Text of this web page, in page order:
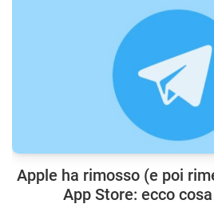
Apple ha rimosso (e poi
App Store: ecco